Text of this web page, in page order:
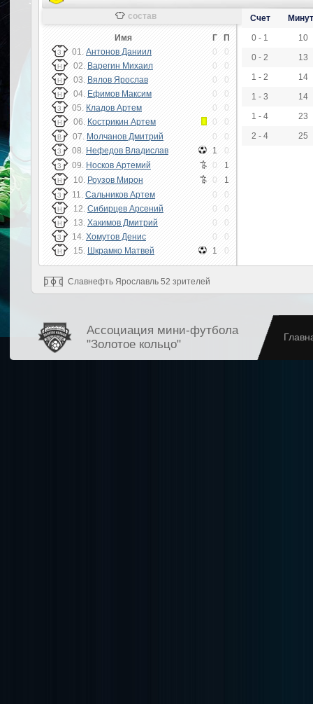
состав
Имя Г П
З 01. Антонов Даниил 0 0
Н 02. Варегин Михаил 0 0
Н 03. Вялов Ярослав 0 0
Н 04. Ефимов Максим 0 0
З 05. Кладов Артем 0 0
Н 06. Кострикин Артем 0 0
В 07. Молчанов Дмитрий 0 0
З 08. Нефедов Владислав 1 0
З 09. Носков Артемий 0 1
Н 10. Роузов Мирон 0 1
З 11. Сальников Артем 0 0
Н 12. Сибирцев Арсений 0 0
Н 13. Хакимов Дмитрий 0 0
З 14. Хомутов Денис 0 0
Н 15. Шкрамко Матвей 1 0
Счет
0 - 1
10
0 - 2
13
1 - 2
14
1 - 3
14
1 - 4
23
2 - 4
25
Славнефть Ярославль 52 зрителей
Ассоциация мини-футбола
"Золотое кольцо"